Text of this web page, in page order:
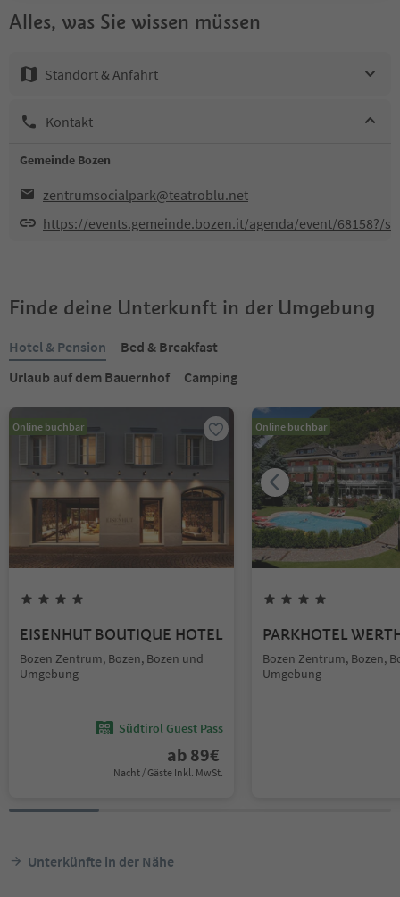
Alles, was Sie wissen müssen
Standort & Anfahrt
Kontakt
Gemeinde Bozen
zentrumsocialpark@teatroblu.net
https://events.gemeinde.bozen.it/agenda/event/68158?/
Finde deine Unterkunft in der Umgebung
Hotel & Pension
Bed & Breakfast
Urlaub auf dem Bauernhof
Camping
Online buchbar
EISENHUT BOUTIQUE HOTEL
Bozen Zentrum, Bozen, Bozen und
Umgebung
Südtirol Guest Pass
ab 89€
Nacht / Gäste Inkl. MwSt.
Online buchbar
PARKHOTEL
Bozen Zentrum, Bozen,
Umgebung
Unterkünfte in der Nähe